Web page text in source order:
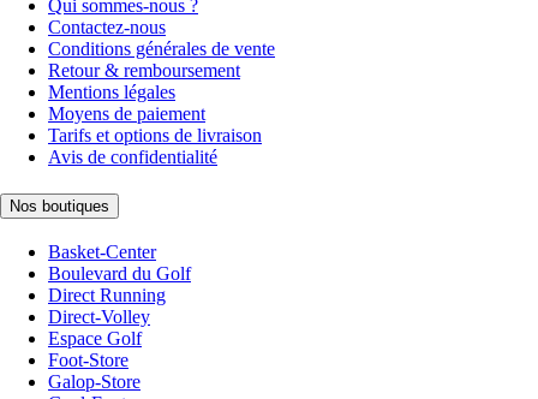
Qui sommes-nous ?
Contactez-nous
Conditions générales de vente
Retour & remboursement
Mentions légales
Moyens de paiement
Tarifs et options de livraison
Avis de confidentialité
Nos boutiques
Basket-Center
Boulevard du Golf
Direct Running
Direct-Volley
Espace Golf
Foot-Store
Galop-Store